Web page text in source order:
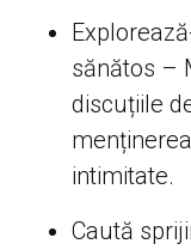
sănătos –
discuțiile
intimitate.
Caută